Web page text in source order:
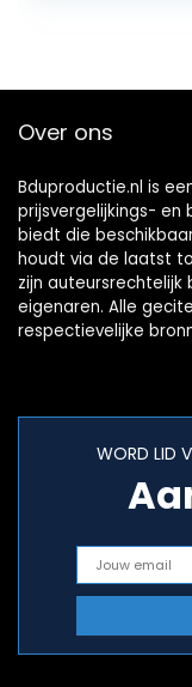
Over ons
Bduproductie.nl is
prijsvergelijkings-
biedt die
houdt via de laatst
zijn auteursrechtelijk
eigenaren. Alle
respectievelijke
WORD LID